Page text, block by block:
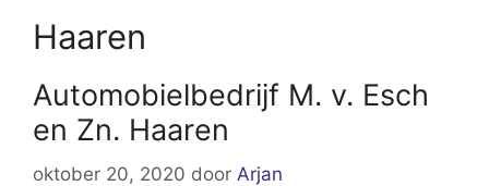
Haaren
Automobielbedrijf M. v. Esch
en Zn. Haaren
oktober 20, 2020 door Arjan